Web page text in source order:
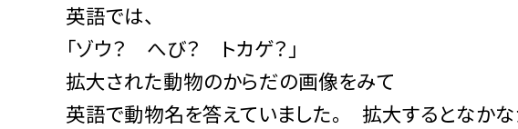
英語では、
「ゾウ？ へび？ トカゲ？」
拡大された動物のからだの画像をみて
英語で動物名を答えていました。 拡大するとなかな